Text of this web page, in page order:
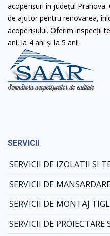
acoperișuri în județul
de ajutor pentru renovarea,
acoperișului. Oferim inspecții
ani, la 4 ani și la 5 ani!
SERVICII
SERVICII DE IZOLATII SI
SERVICII DE
SERVICII DE MONTAJ
SERVICII DE PROIECTARE